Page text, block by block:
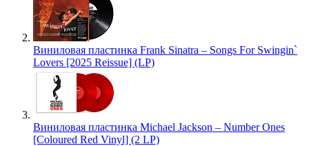
Виниловая пластинка Frank Sinatra – Songs For Swingin`
Lovers [2025 Reissue] (LP)
Виниловая пластинка Michael Jackson – Number Ones
[Coloured Red Vinyl] (2 LP)